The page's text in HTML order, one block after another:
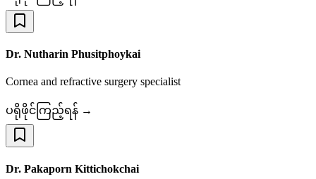
Dr. Nutharin Phusitphoykai
Cornea and refractive surgery specialist
ပရိုဖိုင်ကြည့်ရန် →
Dr. Pakaporn Kittichokchai